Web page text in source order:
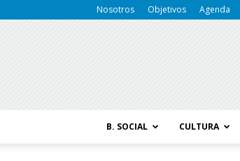
Nosotros Objetivos Agenda
B. SOCIAL CULTURA